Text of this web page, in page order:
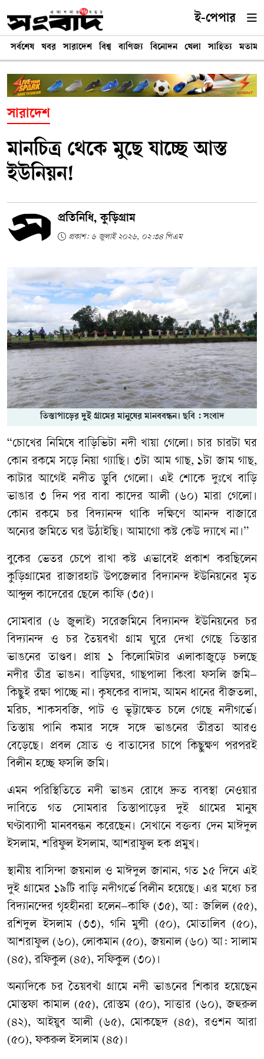
ই-পেপার
সর্বশেষ খবর সারাদেশ বিশ্ব বাণিজ্য বিনোদন খেলা সাহিত্য মতামত
সারাদেশ
মানচিত্র থেকে মুছে যাচ্ছে আস্ত
ইউনিয়ন!
প্রতিনিধি, কুড়িগ্রাম
প্রকাশ: ৬ জুলাই ২০২৬, ০২:৩৪ পিএম
তিস্তাপাড়ের দুই গ্রামের মানুষের মানববন্ধন। ছবি : সংবাদ
“চোখের নিমিষে বাড়িভিটা নদী খায়া গেলো। চার চারটা ঘর
কোন রকমে সড়ে নিয়া গ্যাছি। ৩টা আম গাছ, ১টা জাম গাছ,
কাটার আগেই নদীত ডুবি গেলো। এই শোকে দুঃখে বাড়ি
ভাঙার ৩ দিন পর বাবা কাদের আলী (৬০) মারা গেলো।
কোন রকমে চর বিদ্যানন্দ থাকি দক্ষিণে আনন্দ বাজারে
অন্যের জমিতে ঘর উঠাইছি। আমাগো কষ্ট কেউ দ্যাখে না।”
বুকের ভেতর চেপে রাখা কষ্ট এভাবেই প্রকাশ করছিলেন
কুড়িগ্রামের রাজারহাট উপজেলার বিদ্যানন্দ ইউনিয়নের মৃত
আব্দুল কাদেরের ছেলে কাফি (৩৫)।
সোমবার (৬ জুলাই) সরেজমিনে বিদ্যানন্দ ইউনিয়নের চর
বিদ্যানন্দ ও চর তৈয়বখাঁ গ্রাম ঘুরে দেখা গেছে তিস্তার
ভাঙনের তাণ্ডব। প্রায় ১ কিলোমিটার এলাকাজুড়ে চলছে
নদীর তীব্র ভাঙন। বাড়িঘর, গাছপালা কিংবা ফসলি জমি–
কিছুই রক্ষা পাচ্ছে না। কৃষকের বাদাম, আমন ধানের বীজতলা,
মরিচ, শাকসবজি, পাট ও ভূট্টাক্ষেত চলে গেছে নদীগর্ভে।
তিস্তায় পানি কমার সঙ্গে সঙ্গে ভাঙনের তীব্রতা আরও
বেড়েছে। প্রবল স্রোত ও বাতাসের চাপে কিছুক্ষণ পরপরই
বিলীন হচ্ছে ফসলি জমি।
এমন পরিস্থিতিতে নদী ভাঙন রোধে দ্রুত ব্যবস্থা নেওয়ার
দাবিতে গত সোমবার তিস্তাপাড়ের দুই গ্রামের মানুষ
ঘণ্টাব্যাপী মানববন্ধন করেছেন। সেখানে বক্তব্য দেন মাঈদুল
ইসলাম, শরিফুল ইসলাম, আশরাফুল হক প্রমুখ।
স্থানীয় বাসিন্দা জয়নাল ও মাঈদুল জানান, গত ১৫ দিনে এই
দুই গ্রামের ১৯টি বাড়ি নদীগর্ভে বিলীন হয়েছে। এর মধ্যে চর
বিদ্যানন্দের গৃহহীনরা হলেন–কাফি (৩৫), আ: জলিল (৫৫),
রশিদুল ইসলাম (৩৩), গনি মুন্সী (৫০), মোতালিব (৫০),
আশরাফুল (৬০), লোকমান (৫০), জয়নাল (৬০) আ: সালাম
(৪৫), রফিকুল (৪৫), সফিকুল (৩০)।
অন্যদিকে চর তৈয়বখাঁ গ্রামে নদী ভাঙনের শিকার হয়েছেন
মোস্তফা কামাল (৫৫), রোস্তম (৫০), সাত্তার (৬০), জহুরুল
(৪২), আইয়ুব আলী (৬৫), মোকছেদ (৪৫), রওশন আরা
(৫০), ফকরুল ইসলাম (৪৫)।